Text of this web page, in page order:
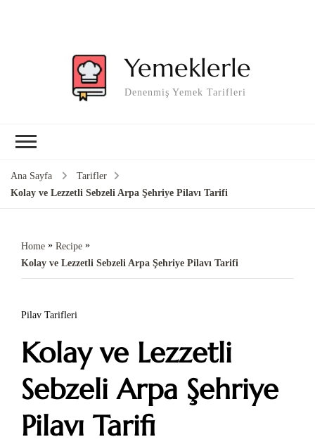
Yemeklerle
Denenmiş Yemek Tarifleri
Ana Sayfa
Tarifler
Kolay ve Lezzetli Sebzeli Arpa Şehriye Pilavı Tarifi
Home » Recipe »
Kolay ve Lezzetli Sebzeli Arpa Şehriye Pilavı Tarifi
Pilav Tarifleri
Kolay ve Lezzetli
Sebzeli Arpa Şehriye
Pilavı Tarifi